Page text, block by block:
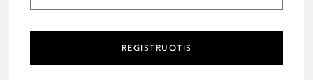
REGISTRUOTIS